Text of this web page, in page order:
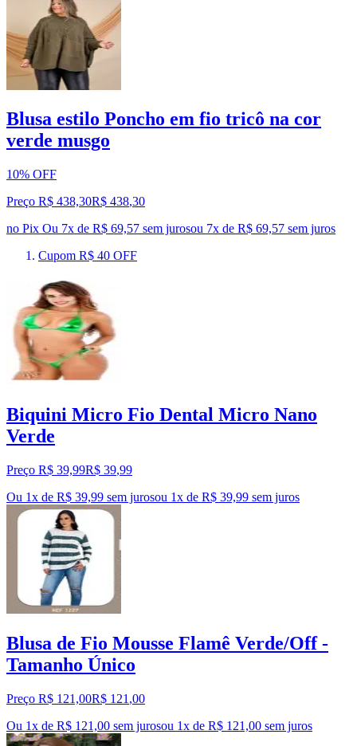
Blusa estilo Poncho em fio tricô na cor
verde musgo
10% OFF
Preço R$ 438,30R$ 438,30
no Pix Ou 7x de R$ 69,57 sem jurosou 7x de R$ 69,57 sem juros
Cupom R$ 40 OFF
Biquini Micro Fio Dental Micro Nano
Verde
Preço R$ 39,99R$ 39,99
Ou 1x de R$ 39,99 sem jurosou 1x de R$ 39,99 sem juros
Blusa de Fio Mousse Flamê Verde/Off -
Tamanho Único
Preço R$ 121,00R$ 121 ,00
Ou 1x de R$ 121,00 sem jurosou 1x de R$ 121,00 sem juros